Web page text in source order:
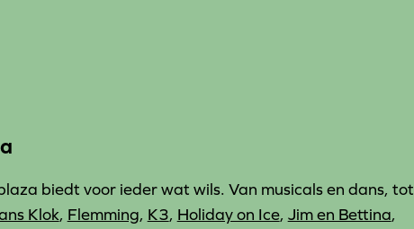
biedt voor ieder wat wils. Van musicals en dans, tot
Klok, Flemming, K3, Holiday on Ice, Jim en Bettina,